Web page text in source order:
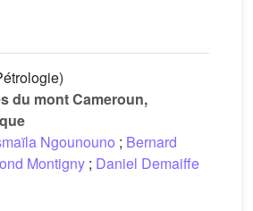
du mont Cameroun,
Ngounouno ; Bernard
Montigny ; Daniel Demaiffe